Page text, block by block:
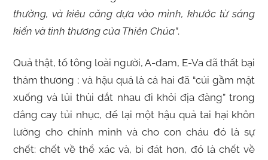
thường, và kiêu căng dựa vào mình, khước từ sáng
kiến và tình thương của Thiên Chúa”.
Quả thật, tổ tông loài người, A-đam, E-Va đã thất bại
thảm thương ; và hậu quả là cả hai đã “cúi gầm mặt
xuống và lủi thủi dắt nhau đi khỏi địa đàng” trong
đắng cay tủi nhục, để lại một hậu quả tai hại khôn
lường cho chính mình và cho con cháu đó là sự
chết: chết về thể xác và, bi đát hơn, đó là chết về